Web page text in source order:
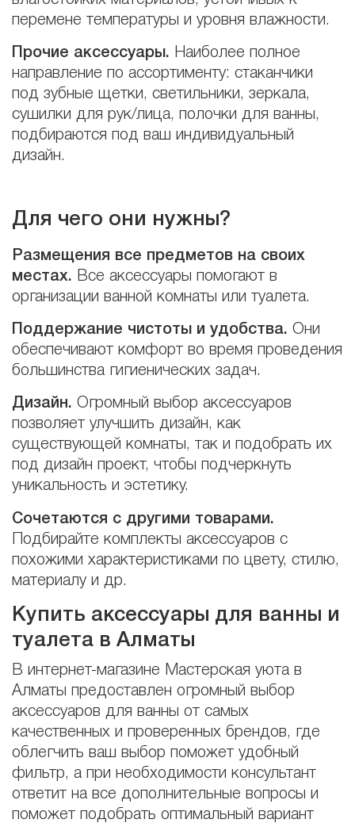
перемене температуры и уровня влажности.
Прочие аксессуары. Наиболее полное
направление по ассортименту: стаканчики
под зубные щетки, светильники, зеркала,
сушилки для рук/лица, полочки для ванны,
подбираются под ваш индивидуальный
дизайн.
Для чего они нужны?
Размещения все предметов на своих
местах. Все аксессуары помогают в
организации ванной комнаты или туалета.
Поддержание чистоты и удобства. Они
обеспечивают комфорт во время проведения
большинства гигиенических задач.
Дизайн. Огромный выбор аксессуаров
позволяет улучшить дизайн, как
существующей комнаты, так и подобрать их
под дизайн проект, чтобы подчеркнуть
уникальность и эстетику.
Сочетаются с другими товарами.
Подбирайте комплекты аксессуаров с
похожими характеристиками по цвету, стилю,
материалу и др.
Купить аксессуары для ванны и
туалета в Алматы
В интернет-магазине Мастерская уюта в
Алматы предоставлен огромный выбор
аксессуаров для ванны от самых
качественных и проверенных брендов, где
облегчить ваш выбор поможет удобный
фильтр, а при необходимости консультант
ответит на все дополнительные вопросы и
поможет подобрать оптимальный вариант